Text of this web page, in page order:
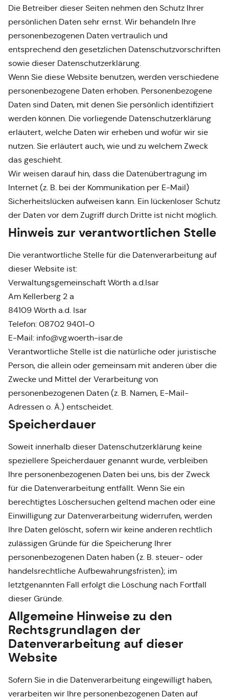
Die Betreiber dieser Seiten nehmen den Schutz Ihrer
persönlichen Daten sehr ernst. Wir behandeln Ihre
personenbezogenen Daten vertraulich und
entsprechend den gesetzlichen Datenschutzvorschriften
sowie dieser Datenschutzerklärung.
Wenn Sie diese Website benutzen, werden verschiedene
personenbezogene Daten erhoben. Personenbezogene
Daten sind Daten, mit denen Sie persönlich identifiziert
werden können. Die vorliegende Datenschutzerklärung
erläutert, welche Daten wir erheben und wofür wir sie
nutzen. Sie erläutert auch, wie und zu welchem Zweck
das geschieht.
Wir weisen darauf hin, dass die Datenübertragung im
Internet (z. B. bei der Kommunikation per E-Mail)
Sicherheitslücken aufweisen kann. Ein lückenloser Schutz
der Daten vor dem Zugriff durch Dritte ist nicht möglich.
Hinweis zur verantwortlichen Stelle
Die verantwortliche Stelle für die Datenverarbeitung auf
dieser Website ist:
Verwaltungsgemeinschaft Wörth a.d.Isar
Am Kellerberg 2 a
84109 Wörth a.d. Isar
Telefon: 08702 9401-0
E-Mail: info@vg.woerth-isar.de
Verantwortliche Stelle ist die natürliche oder juristische
Person, die allein oder gemeinsam mit anderen über die
Zwecke und Mittel der Verarbeitung von
personenbezogenen Daten (z. B. Namen, E-Mail-
Adressen o. Ä.) entscheidet.
Speicherdauer
Soweit innerhalb dieser Datenschutzerklärung keine
speziellere Speicherdauer genannt wurde, verbleiben
Ihre personenbezogenen Daten bei uns, bis der Zweck
für die Datenverarbeitung entfällt. Wenn Sie ein
berechtigtes Löschersuchen geltend machen oder eine
Einwilligung zur Datenverarbeitung widerrufen, werden
Ihre Daten gelöscht, sofern wir keine anderen rechtlich
zulässigen Gründe für die Speicherung Ihrer
personenbezogenen Daten haben (z. B. steuer- oder
handelsrechtliche Aufbewahrungsfristen); im
letztgenannten Fall erfolgt die Löschung nach Fortfall
dieser Gründe.
Allgemeine Hinweise zu den
Rechtsgrundlagen der
Datenverarbeitung auf dieser
Website
Sofern Sie in die Datenverarbeitung eingewilligt haben,
verarbeiten wir Ihre personenbezogenen Daten auf